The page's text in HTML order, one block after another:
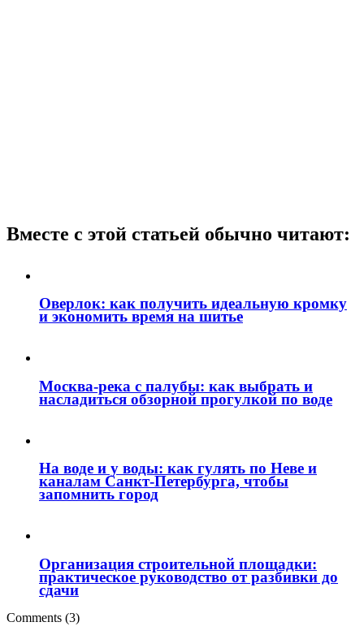
Вместе с этой статьей обычно читают:
Оверлок: как получить идеальную кромку
и экономить время на шитье
Москва‑река с палубы: как выбрать и
насладиться обзорной прогулкой по воде
На воде и у воды: как гулять по Неве и
каналам Санкт‑Петербурга, чтобы
запомнить город
Организация строительной площадки:
практическое руководство от разбивки до
сдачи
Comments (3)